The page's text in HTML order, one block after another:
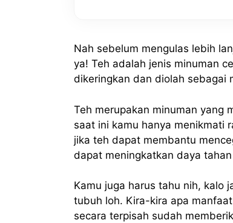
Nah sebelum mengulas lebih
ya! Teh adalah jenis minuman
dikeringkan dan diolah sebagai
Teh merupakan minuman yang
saat ini kamu hanya menikmati
jika teh dapat membantu
dapat meningkatkan daya
Kamu juga harus tahu nih, kalo
tubuh loh. Kira-kira apa
secara terpisah sudah